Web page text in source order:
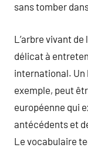
sans tomber
L’arbre vivant
délicat à
international. Un
exemple, peut
européenne qui
antécédents et
Le vocabulaire